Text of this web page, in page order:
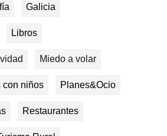
Galicia
Libros
Miedo a volar
con niños Planes&Ocio
Restaurantes